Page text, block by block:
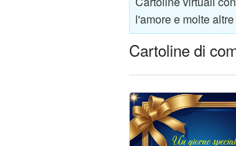
l'amore e molte altre
Cartoline di